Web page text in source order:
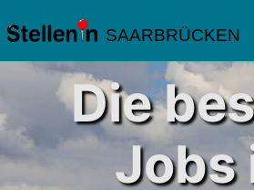
SAARBRÜCKEN
Die
Jobs